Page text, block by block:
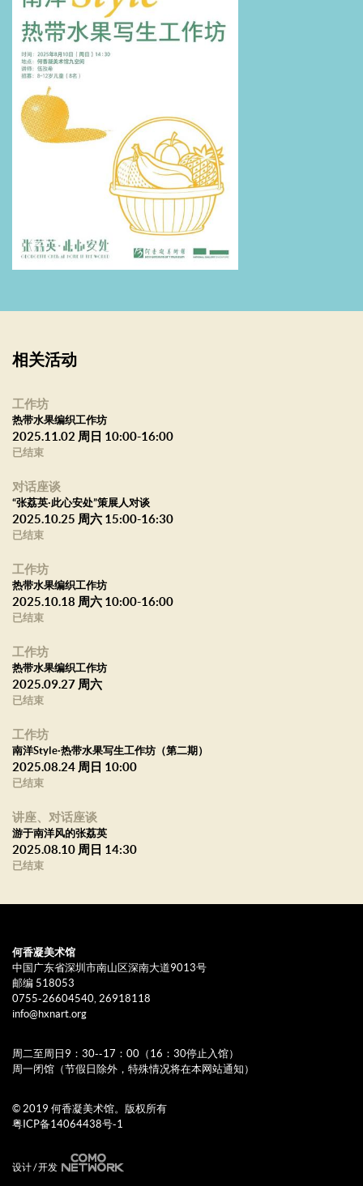
相关活动
工作坊
热带水果编织工作坊
2025.11.02 周日 10:00-16:00
已结束
对话座谈
“张荔英·此心安处”策展人对谈
2025.10.25 周六 15:00-16:30
已结束
工作坊
热带水果编织工作坊
2025.10.18 周六 10:00-16:00
已结束
工作坊
热带水果编织工作坊
2025.09.27 周六
已结束
工作坊
南洋Style·热带水果写生工作坊（第二期）
2025.08.24 周日 10:00
已结束
讲座、对话座谈
游于南洋风的张荔英
2025.08.10 周日 14:30
已结束
何香凝美术馆
中国广东省深圳市南山区深南大道9013号
邮编 518053
0755-26604540, 26918118
info@hxnart.org
周二至周日9：30--17：00（16：30停止入馆）
周一闭馆（节假日除外，特殊情况将在本网站通知）
© 2019 何香凝美术馆。版权所有
粤ICP备14064438号-1
设计 / 开发